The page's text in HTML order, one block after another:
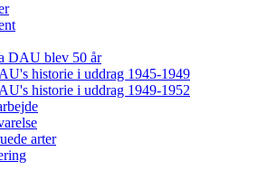
DAU blev 50 år
historie i uddrag 1945-1949
historie i uddrag 1949-1952
arter